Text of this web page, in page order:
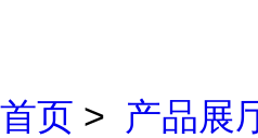
首页 > 产品展